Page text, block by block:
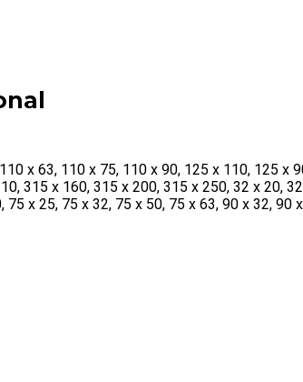
x 63, 110 x 75, 110 x 90, 125 x 110, 125
315 x 160, 315 x 200, 315 x 250, 32 x 20,
75 x 25, 75 x 32, 75 x 50, 75 x 63, 90 x 32, 90